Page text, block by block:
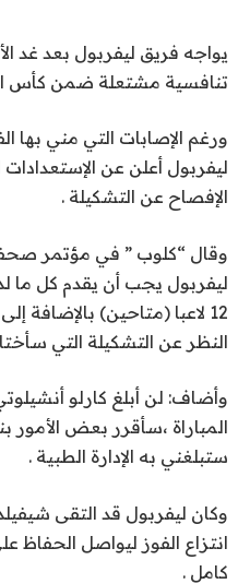
يواجه فريق ليفربول بعد غد
تنافسية مشتعلة ضمن كأس
ورغم الإصابات التي مني بها
ليفربول أعلن عن
الإفصاح عن التشكيلة .
وقال “كلوب ” في مؤتمر
ليفربول يجب أن يقدم كل ما
12 لاعبا (متاحين)
النظر عن التشكيلة التي
وأضاف: لن أبلغ كارلو
المباراة ،سأقرر بعض الأمور
ستبلغني به الإدارة الطبية .
وكان ليفربول قد التقى
انتزاع الفوز ليواصل الحفاظ
كامل .